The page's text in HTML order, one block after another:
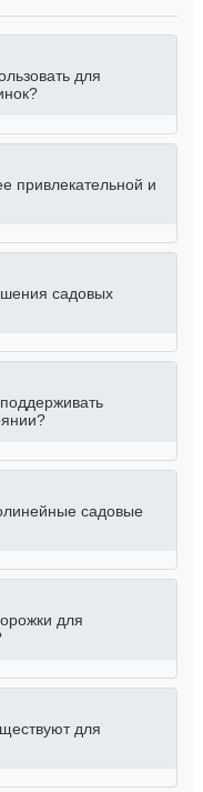
для
привлекательной и
садовых
садовые
для
для